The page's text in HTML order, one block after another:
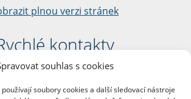
souhlas s cookies
soubory cookies a další sledovací nástroje
plnou verzi stránek
kontakty
Filozofická fakulta
nám. Jana Palacha 1/2